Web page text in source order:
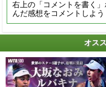
右上の「コメントを書く
んだ感想をコメントしよう
オス